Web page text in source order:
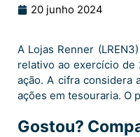
20 junho 2024
A Lojas Renner
relativo ao exercício de
ação. A cifra considera
ações em tesouraria. O
Gostou?